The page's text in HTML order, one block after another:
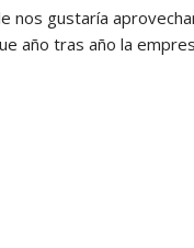
nos gustaría
año tras año la